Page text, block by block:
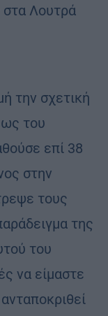
στα Λουτρά
την σχετική
του
επί 38
στην
τους
της
του
να είμαστε